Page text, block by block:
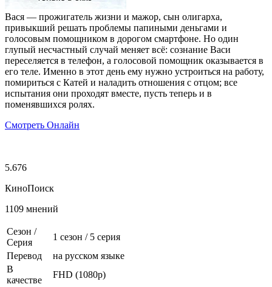
Вася — прожигатель жизни и мажор, сын олигарха,
привыкший решать проблемы папиными деньгами и
голосовым помощником в дорогом смартфоне. Но один
глупый несчастный случай меняет всё: сознание Васи
переселяется в телефон, а голосовой помощник оказывается в
его теле. Именно в этот день ему нужно устроиться на работу,
помириться с Катей и наладить отношения с отцом; все
испытания они проходят вместе, пусть теперь и в
поменявшихся ролях.
Смотреть Онлайн
5.676
КиноПоиск
1109 мнений
Сезон /
Серия
1 сезон / 5 серия
Перевод
на русском языке
В
качестве
FHD (1080p)